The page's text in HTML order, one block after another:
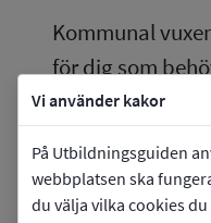
Vi använder kakor
På Utbildningsguiden
webbplatsen ska
du välja vilka cookies
Kommunal
för dig som
ämnen på
kurser, nivåer i
yrkesutbildning